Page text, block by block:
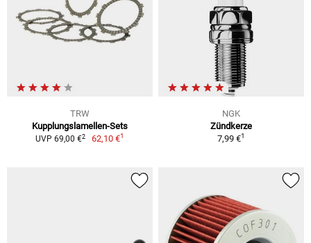
TRW
Kupplungslamellen-Sets
UVP 69,00 €2 62,10 €1
NGK
Zündkerze
7,99 €1